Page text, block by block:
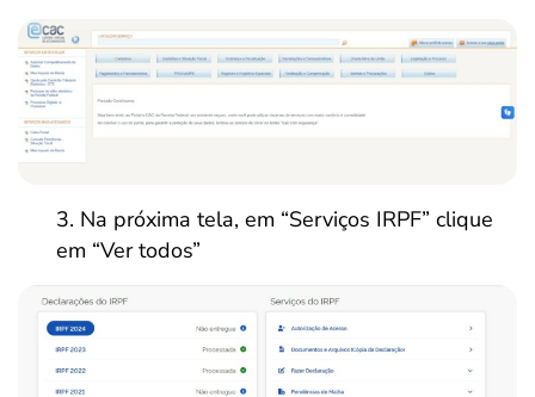
Na próxima tela, em “Serviços IRPF” clique
em “Ver todos”